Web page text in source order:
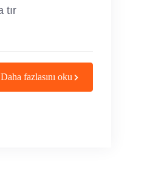
tır
Daha fazlasını oku